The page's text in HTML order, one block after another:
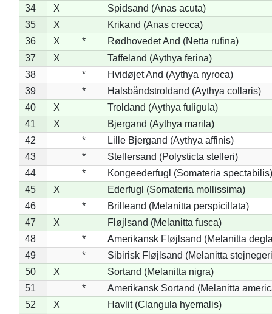
34
X
Spidsand (Anas acuta)
35
X
Krikand (Anas crecca)
36
X *
Rødhovedet And (Netta rufina)
37
X
Taffeland (Aythya ferina)
38
*
Hvidøjet And (Aythya nyroca)
39
*
Halsbåndstroldand (Aythya collaris)
40
X
Troldand (Aythya fuligula)
41
X
Bjergand (Aythya marila)
42
*
Lille Bjergand (Aythya affinis)
43
*
Stellersand (Polysticta stelleri)
44
*
Kongeederfugl (Somateria spectabilis)
45
X
Ederfugl (Somateria mollissima)
46
*
Brilleand (Melanitta perspicillata)
47
X
Fløjlsand (Melanitta fusca)
48
*
Amerikansk Fløjlsand (Melanitta
49
*
Sibirisk Fløjlsand (Melanitta
50
X
Sortand (Melanitta nigra)
51
*
Amerikansk Sortand (Melanitta
52
X
Havlit (Clangula hyemalis)